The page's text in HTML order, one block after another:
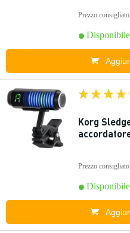
Prezzo consigliato
Disponibile
Korg
Prezzo consigliato
Disponibile